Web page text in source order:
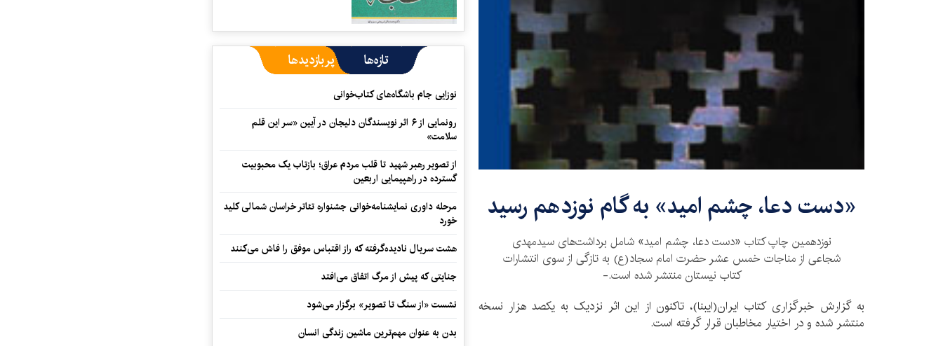
«دست دعا، چشم اميد» به گام نوزدهم رسید
نوزدهمین چاپ کتاب «دست دعا، چشم امید» شامل برداشت‌های سیدمهدی
شجاعی از مناجات خمس عشر حضرت امام سجاد(ع) به تازگی از سوی انتشارات
کتاب نیستان منتشر شده است.-
به گزارش خبرگزاری کتاب ایران(ایبنا)، تاکنون از این اثر نزدیک به یکصد هزار نسخه
منتشر شده و در اختیار مخاطبان قرار گرفته است.
تازه‌ها پربازدیدها
نوزایی جام باشگاه‌های کتاب‌خوانی
رونمایی از ۶ اثر نویسندگان دلیجان در آیین «سر این قلم
سلامت»
از تصویر رهبر شهید تا قلب مردم عراق؛ بازتاب یک محبوبیت
گسترده در راهپیمایی اربعین
مرحله داوری نمایشنامه‌خوانی جشنواره تئاتر خراسان شمالی کلید
خورد
هشت سریال نادیده‌گرفته که راز اقتباس موفق را فاش می‌کنند
جنایتی که پیش از مرگ اتفاق می‌افتد
نشست «از سنگ تا تصویر» برگزار می‌شود
بدن به عنوان مهم‌ترین ماشین زندگی انسان